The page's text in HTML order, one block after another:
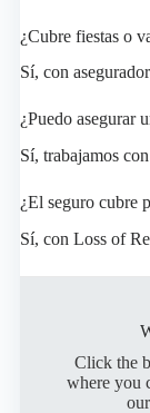
¿Cubre fiestas o
Sí, con
¿Puedo asegurar
Sí, trabajamos
¿El seguro cubre
Sí, con Loss of
Click the
where you